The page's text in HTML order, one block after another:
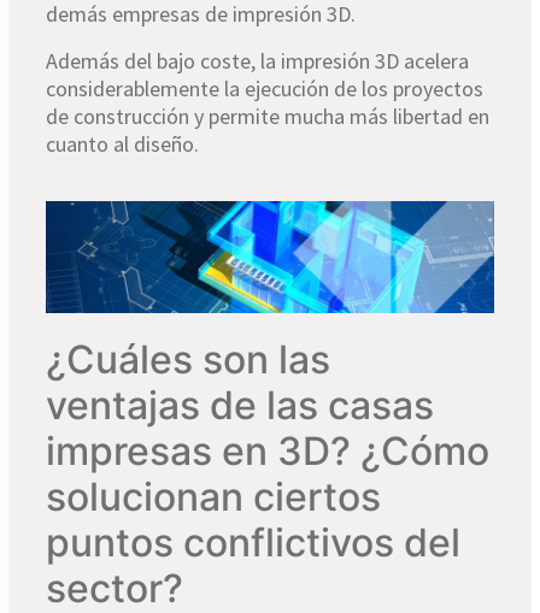
demás empresas de impresión 3D.
Además del bajo coste, la impresión 3D acelera
considerablemente la ejecución de los proyectos
de construcción y permite mucha más libertad en
cuanto al diseño.
¿Cuáles son las
ventajas de las casas
impresas en 3D? ¿Cómo
solucionan ciertos
puntos conflictivos del
sector?